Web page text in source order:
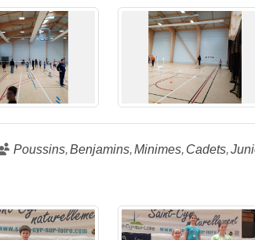
Poussins Benjamins Minimes Cadets